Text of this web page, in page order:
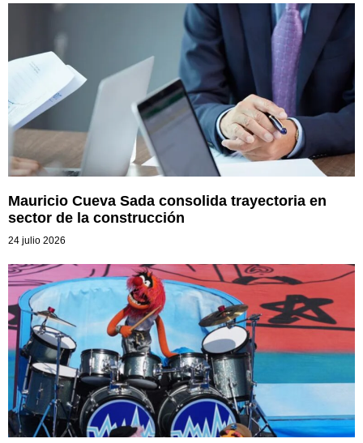
Mauricio Cueva Sada consolida trayectoria en
sector de la construcción
24 julio 2026